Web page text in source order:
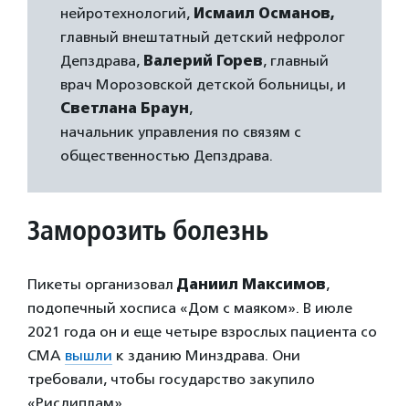
нейротехнологий, Исмаил Османов,
главный внештатный детский нефролог
Депздрава, Валерий Горев, главный
врач Морозовской детской больницы, и
Светлана Браун,
начальник управления по связям с
общественностью Депздрава.
Заморозить болезнь
Пикеты организовал Даниил Максимов,
подопечный хосписа «Дом с маяком». В июле
2021 года он и еще четыре взрослых пациента со
СМА вышли к зданию Минздрава. Они
требовали, чтобы государство закупило